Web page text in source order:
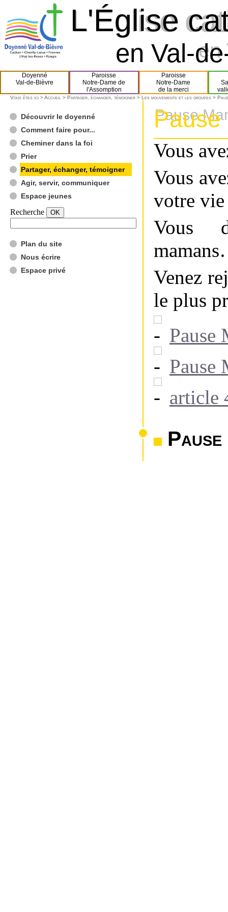
L'Église
L'Église
en
en Val-
Doyenné
Val-de-Bièvre
Paroisse
Notre-Dame de
l'Assomption
Paroisse
Notre-Dame
de la merci
Vous êtes ici >Accueil > Partager, échanger, témoigner > Les mouvements et les groupes >
Découvrir le doyenné
Comment faire pour...
Cheminer dans la foi
Prier
Partager, échanger, témoigner
Agir, servir, communiquer
Espace jeunes
Recherche
Plan du site
Nous écrire
Espace privé
Pause
Pause
Vous
Vous
votre
Vous
Venez
le plus
Pause
Pause
article